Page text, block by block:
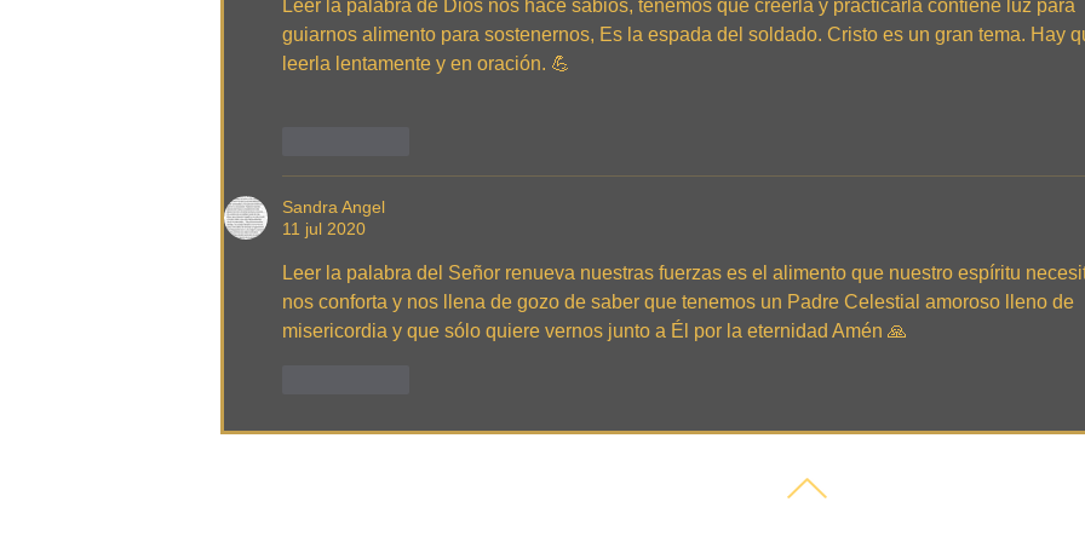
Leer la palabra de Dios nos hace sabios, tenemos que creerla y practicarla contiene luz para
guiarnos alimento para sostenernos, Es la espada del soldado. Cristo es un gran tema. Hay
leerla lentamente y en oración. 💪
Sandra Angel
11 jul 2020
Leer la palabra del Señor renueva nuestras fuerzas es el alimento que nuestro espíritu
nos conforta y nos llena de gozo de saber que tenemos un Padre Celestial amoroso lleno de
misericordia y que sólo quiere vernos junto a Él por la eternidad Amén 🙏